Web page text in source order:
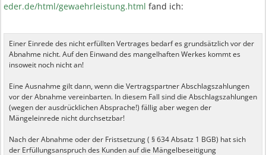
eder.de/html/gewaehrleistung.html fand ich:
Einer Einrede des nicht erfüllten Vertrages bedarf es grundsätzlich vor der
Abnahme nicht. Auf den Einwand des mangelhaften Werkes kommt es
insoweit noch nicht an!
Eine Ausnahme gilt dann, wenn die Vertragspartner Abschlagszahlungen
vor der Abnahme vereinbarten. In diesem Fall sind die Abschlagszahlungen
(wegen der ausdrücklichen Absprache!) fällig aber wegen der
Mängeleinrede nicht durchsetzbar!
Nach der Abnahme oder der Fristsetzung ( § 634 Absatz 1 BGB) hat sich
der Erfüllungsanspruch des Kunden auf die Mängelbeseitigung